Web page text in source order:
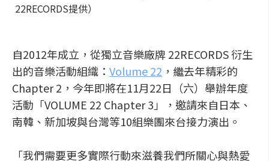
22RECORDS提供）
自2012年成立，從獨立音樂廠牌 22RECORDS 衍生
出的音樂活動組織： Volume 22 ，繼去年精彩的
Chapter 2，今年即將在11月22日（六）舉辦年度
活動「VOLUME 22 Chapter 3」，邀請來自日本、
南韓、新加坡與台灣等10組樂團來台接力演出。
「我們需要更多實際行動來滋養我們所關心與熱愛